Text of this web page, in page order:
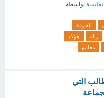
بواسطة
الفارقة
ربك
هؤلاء
معلمو
التي